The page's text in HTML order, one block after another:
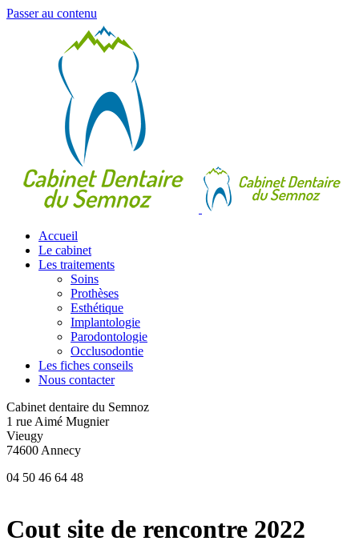
Passer au contenu
Accueil
Le cabinet
Les traitements
Soins
Prothèses
Esthétique
Implantologie
Parodontologie
Occlusodontie
Les fiches conseils
Nous contacter
Cabinet dentaire du Semnoz
1 rue Aimé Mugnier
Vieugy
74600 Annecy
04 50 46 64 48
Cout site de rencontre 2022